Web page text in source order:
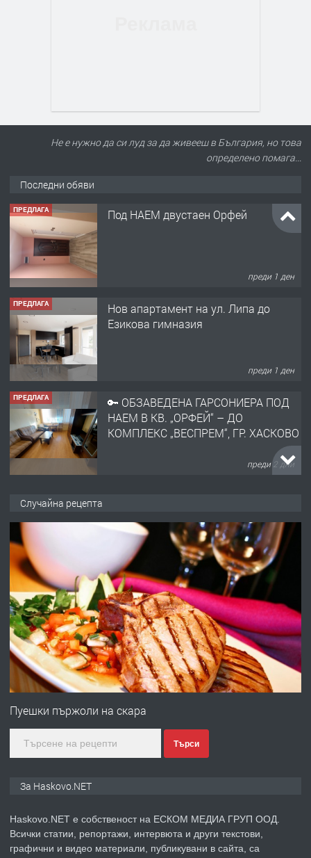
Не е нужно да си луд за да живееш в България, но това
определено помага...
Последни обяви
ПРЕДЛАГА Под НАЕМ двустаен Орфей
преди 1 ден
ПРЕДЛАГА
Нов апартамент на ул. Липа до
Езикова гимназия
преди 1 ден
ПРЕДЛАГА
🔑 ОБЗАВЕДЕНА ГАРСОНИЕРА ПОД
НАЕМ В КВ. „ОРФЕЙ“ – ДО
КОМПЛЕКС „ВЕСПРЕМ“, ГР. ХАСКОВО
преди 2 дни
АПАРТАМЕНТ В ЦЕНТЪРА НА ГР.
ХАСКОВО
преди 3 дни
ПРЕДЛАГА Давам гараж под наем
преди 3 дни
ПРЕДЛАГА
№4120 Магазин/Офис под наем в кв.
градската градина!
преди 4 дни
Случайна рецепта
Пуешки пържоли на скара
Търси
За Haskovo.NET
Haskovo.NET е собственост на ЕСКОМ МЕДИА ГРУП ООД.
Всички статии, репортажи, интервюта и други текстови,
графични и видео материали, публикувани в сайта, са